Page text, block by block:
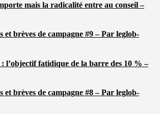
mais la radicalité entre au conseil –
et brèves de campagne #9 – Par leglob-
l’objectif fatidique de la barre des 10 % –
et brèves de campagne #8 – Par leglob-